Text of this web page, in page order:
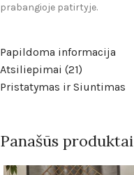
prabangioje patirtyje.
Papildoma informacija
Atsiliepimai (21)
Pristatymas ir Siuntimas
Panašūs produktai